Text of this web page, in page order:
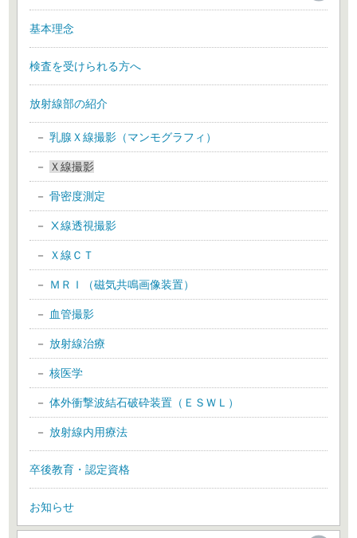
基本理念
検査を受けられる方へ
放射線部の紹介
乳腺Ｘ線撮影（マンモグラフィ）
Ｘ線撮影
骨密度測定
Ⅹ線透視撮影
Ｘ線ＣＴ
ＭＲＩ（磁気共鳴画像装置）
血管撮影
放射線治療
核医学
体外衝撃波結石破砕装置（ＥＳＷＬ）
放射線内用療法
卒後教育・認定資格
お知らせ